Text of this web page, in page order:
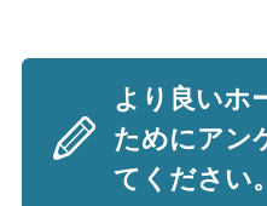
より良いホ
ためにアン
てください。